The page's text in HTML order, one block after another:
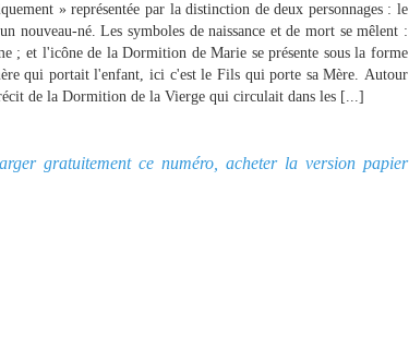
» représentée par la distinction de deux personnages : le
nouveau-né. Les symboles de naissance et de mort se mêlent :
; et l'icône de la Dormition de Marie se présente sous la forme
qui portait l'enfant, ici c'est le Fils qui porte sa Mère. Autour
de la Dormition de la Vierge qui circulait dans les [...]
gratuitement ce numéro, acheter la version papier